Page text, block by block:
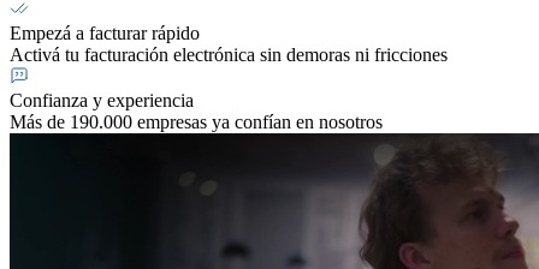
Empezá a facturar rápido
Activá tu facturación electrónica sin demoras ni fricciones
Confianza y experiencia
Más de 190.000 empresas ya confían en nosotros